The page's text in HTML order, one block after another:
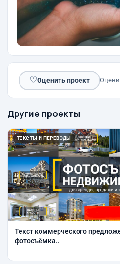
♡Оценить проект
Другие проекты
ТЕКСТЫ И ПЕРЕВОДЫ
Текст коммерческого
фотосъёмка..